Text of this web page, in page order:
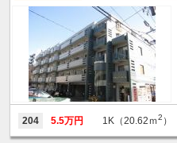
204 5.5万円 1K（20.62ｍ2 ）